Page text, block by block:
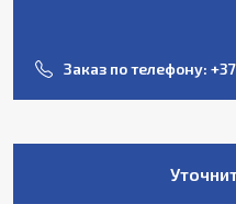
Заказ по телефону: